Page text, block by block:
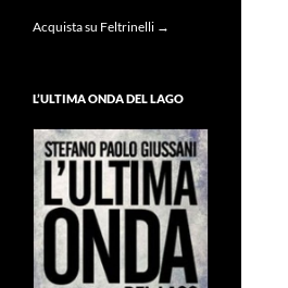
Acquista su Feltrinelli →
L’ULTIMA ONDA DEL LAGO